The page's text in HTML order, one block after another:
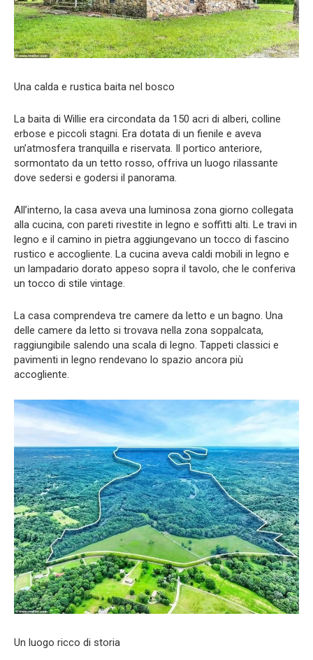
Una calda e rustica baita nel bosco
La baita di Willie era circondata da 150 acri di alberi, colline
erbose e piccoli stagni. Era dotata di un fienile e aveva
un’atmosfera tranquilla e riservata. Il portico anteriore,
sormontato da un tetto rosso, offriva un luogo rilassante
dove sedersi e godersi il panorama.
All’interno, la casa aveva una luminosa zona giorno collegata
alla cucina, con pareti rivestite in legno e soffitti alti. Le travi in
legno e il camino in pietra aggiungevano un tocco di fascino
rustico e accogliente. La cucina aveva caldi mobili in legno e
un lampadario dorato appeso sopra il tavolo, che le conferiva
un tocco di stile vintage.
La casa comprendeva tre camere da letto e un bagno. Una
delle camere da letto si trovava nella zona soppalcata,
raggiungibile salendo una scala di legno. Tappeti classici e
pavimenti in legno rendevano lo spazio ancora più
accogliente.
Un luogo ricco di storia